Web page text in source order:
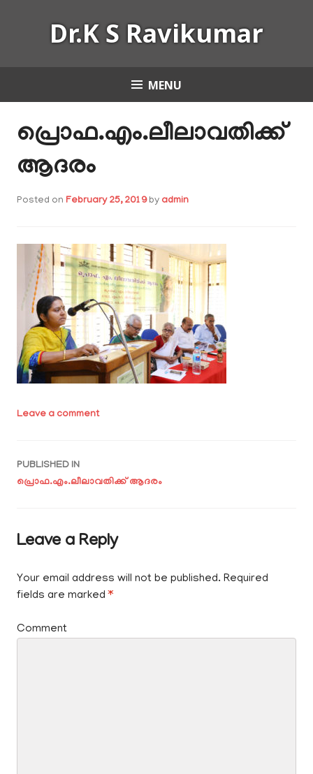
Dr.K S Ravikumar
MENU
പ്രൊഫ.എം.ലീലാവതിക്ക്
ആദരം
Posted on February 25, 2019by admin
Leave a comment
Post
PUBLISHED IN
പ്രൊഫ.എം.ലീലാവതിക്ക് ആദരം
Leave a Reply
Your email address will not be published. Required
fields are marked*
Comment